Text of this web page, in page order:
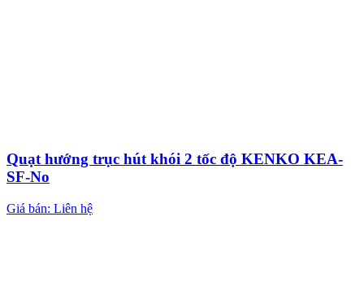
Quạt hướng trục hút khói 2 tốc độ KENKO KEA-
SF-No
Giá bán: Liên hệ